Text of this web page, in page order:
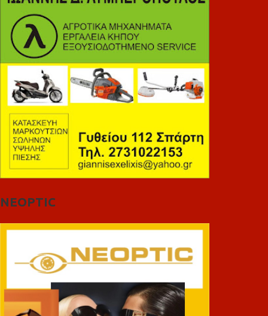
NEOPTIC